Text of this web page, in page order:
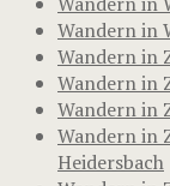
Wandern in
Wandern in
Wandern in
Wandern in
Wandern in
Heidersbach